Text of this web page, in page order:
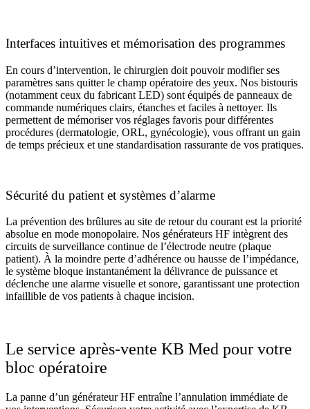
Interfaces intuitives et mémorisation des programmes
En cours d’intervention, le chirurgien doit pouvoir modifier ses
paramètres sans quitter le champ opératoire des yeux. Nos bistouris
(notamment ceux du fabricant LED) sont équipés de panneaux de
commande numériques clairs, étanches et faciles à nettoyer. Ils
permettent de mémoriser vos réglages favoris pour différentes
procédures (dermatologie, ORL, gynécologie), vous offrant un gain
de temps précieux et une standardisation rassurante de vos pratiques.
Sécurité du patient et systèmes d’alarme
La prévention des brûlures au site de retour du courant est la priorité
absolue en mode monopolaire. Nos générateurs HF intègrent des
circuits de surveillance continue de l’électrode neutre (plaque
patient). À la moindre perte d’adhérence ou hausse de l’impédance,
le système bloque instantanément la délivrance de puissance et
déclenche une alarme visuelle et sonore, garantissant une protection
infaillible de vos patients à chaque incision.
Le service après-vente KB Med pour votre
bloc opératoire
La panne d’un générateur HF entraîne l’annulation immédiate de